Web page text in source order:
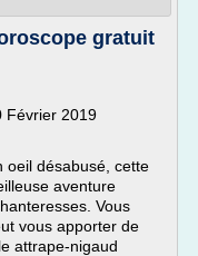
gratuit
Février 2019
oeil désabusé, cette
aventure
Vous
vous apporter de
attrape-nigaud